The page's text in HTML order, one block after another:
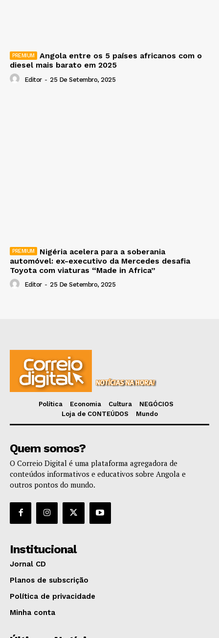
Angola entre os 5 países africanos com o
diesel mais barato em 2025
Editor - 25 De Setembro, 2025
Nigéria acelera para a soberania
automóvel: ex-executivo da Mercedes desafia
Toyota com viaturas “Made in Africa”
Editor - 25 De Setembro, 2025
Política Economia Cultura
NEGÓCIOS
Loja de CONTEÚDOS
Mundo
Quem somos?
O Correio Digital é uma plataforma agregadora de
conteúdos informativos e educativos sobre Angola e
outros pontos do mundo.
Institucional
Jornal CD
Planos de subscrição
Política de privacidade
Minha conta